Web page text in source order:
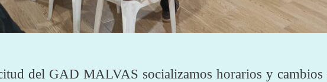
del GAD MALVAS socializamos horarios y cambios